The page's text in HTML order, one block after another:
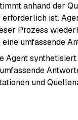
anhand der
ist.
Prozess
umfassende
Agent
und